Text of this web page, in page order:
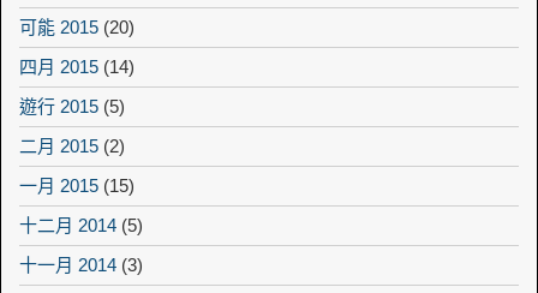
可能 2015 (20)
四月 2015 (14)
遊行 2015 (5)
二月 2015 (2)
一月 2015 (15)
十二月 2014 (5)
十一月 2014 (3)